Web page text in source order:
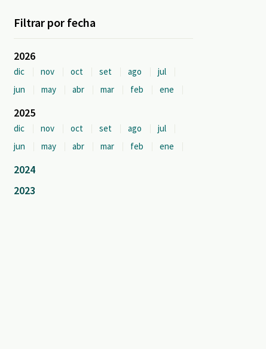
Filtrar por fecha
2026
dic nov oct set ago
jul
jun
may abr mar feb ene
2025
dic nov oct set ago
jul
jun
may abr mar feb ene
2024
2023